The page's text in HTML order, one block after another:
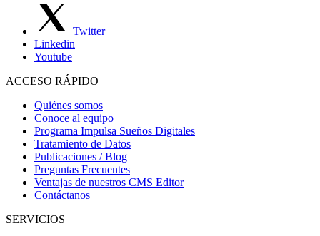
Twitter
Linkedin
Youtube
ACCESO RÁPIDO
Quiénes somos
Conoce al equipo
Programa Impulsa Sueños Digitales
Tratamiento de Datos
Publicaciones / Blog
Preguntas Frecuentes
Ventajas de nuestros CMS Editor
Contáctanos
SERVICIOS